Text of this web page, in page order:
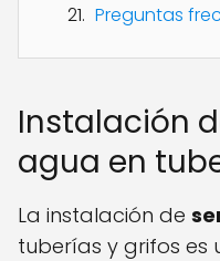
Preguntas
Instalación
agua en
La instalación de
tuberías y grifos es